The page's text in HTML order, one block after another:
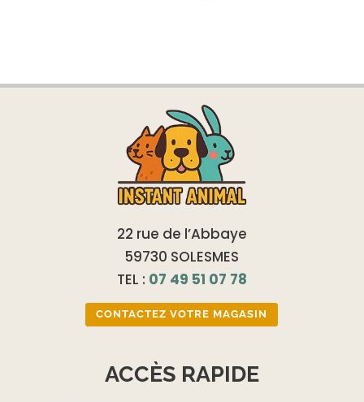
22 rue de l’Abbaye
59730 SOLESMES
TEL : 07 49 51 07 78
CONTACTEZ VOTRE MAGASIN
ACCÈS RAPIDE